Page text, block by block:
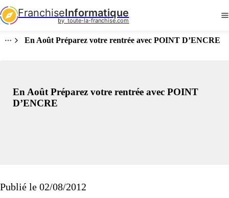
FranchiseInformatique
by  toute-la-franchise.com
En Août Préparez votre rentrée avec POINT D’ENCRE
En Août Préparez votre rentrée avec POINT
D’ENCRE
Publié le 02/08/2012